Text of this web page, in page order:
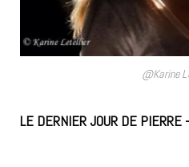
@Karine
LE DERNIER JOUR DE PIERRE